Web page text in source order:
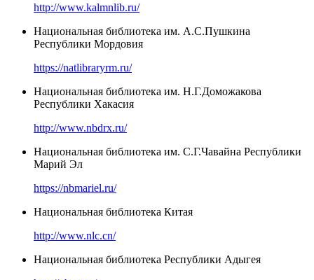
http://www.kalmnlib.ru/
Национальная библиотека им. А.С.Пушкина
Республики Мордовия
https://natlibraryrm.ru/
Национальная библиотека им. Н.Г.Доможакова
Республики Хакасия
http://www.nbdrx.ru/
Национальная библиотека им. С.Г.Чавайна Республики
Марий Эл
https://nbmariel.ru/
Национальная библиотека Китая
http://www.nlc.cn/
Национальная библиотека Республики Адыгея